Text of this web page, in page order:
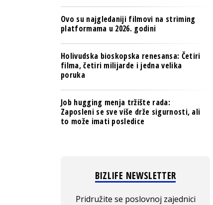
BIZNIS & SPORT
PULS REGIONA
NOVO NA RAFU
Ovo su najgledaniji filmovi na striming
platformama u 2026. godini
Holivudska bioskopska renesansa: Četiri
filma, četiri milijarde i jedna velika
poruka
Job hugging menja tržište rada:
Zaposleni se sve više drže sigurnosti, ali
to može imati posledice
BIZLIFE NEWSLETTER
Pridružite se poslovnoj zajednici